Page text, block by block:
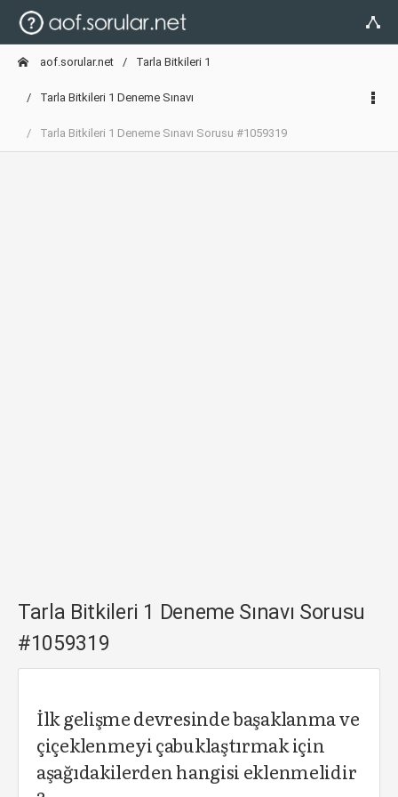
aof.sorular.net Tarla Bitkileri 1
Tarla Bitkileri 1 Deneme Sınavı
Tarla Bitkileri 1 Deneme Sınavı Sorusu #1059319
Tarla Bitkileri 1 Deneme Sınavı Sorusu
#1059319
İlk gelişme devresinde başaklanma ve
çiçeklenmeyi çabuklaştırmak için
aşağıdakilerden hangisi eklenmelidir